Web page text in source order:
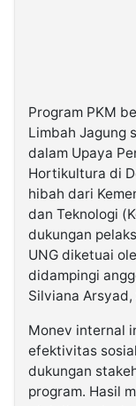
Program PKM
Limbah Jagung
dalam Upaya
Hortikultura di
hibah dari
dan Teknologi
dukungan
UNG diketuai
didampingi
Silviana Arsyad,
Monev internal
efektivitas
dukungan
program. Hasil